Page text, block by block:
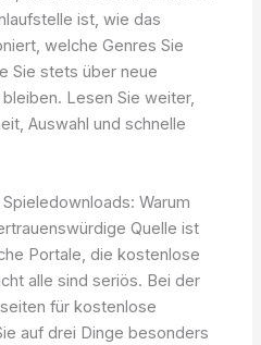
ist, wie das
welche Genres Sie
Sie stets über neue
Lesen Sie weiter,
Auswahl und schnelle
Warum
Quelle ist
Portale, die kostenlose
alle sind seriös. Bei der
für kostenlose
auf drei Dinge besonders